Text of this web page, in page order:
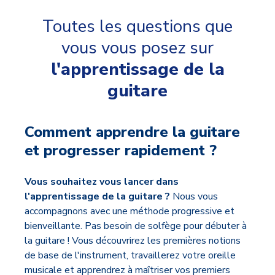
Toutes les questions que
vous vous posez sur
l'apprentissage de la
guitare
Comment apprendre la guitare
et progresser rapidement ?
Vous souhaitez vous lancer dans
l'apprentissage de la guitare ? Nous vous
accompagnons avec une méthode progressive et
bienveillante. Pas besoin de solfège pour débuter à
la guitare ! Vous découvrirez les premières notions
de base de l'instrument, travaillerez votre oreille
musicale et apprendrez à maîtriser vos premiers